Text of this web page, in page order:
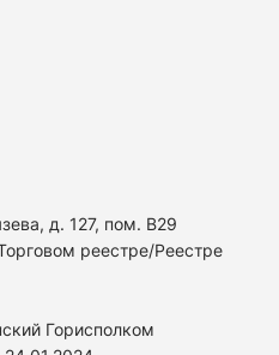
д. 127, пом. В29
реестре/Реестре
Горисполком